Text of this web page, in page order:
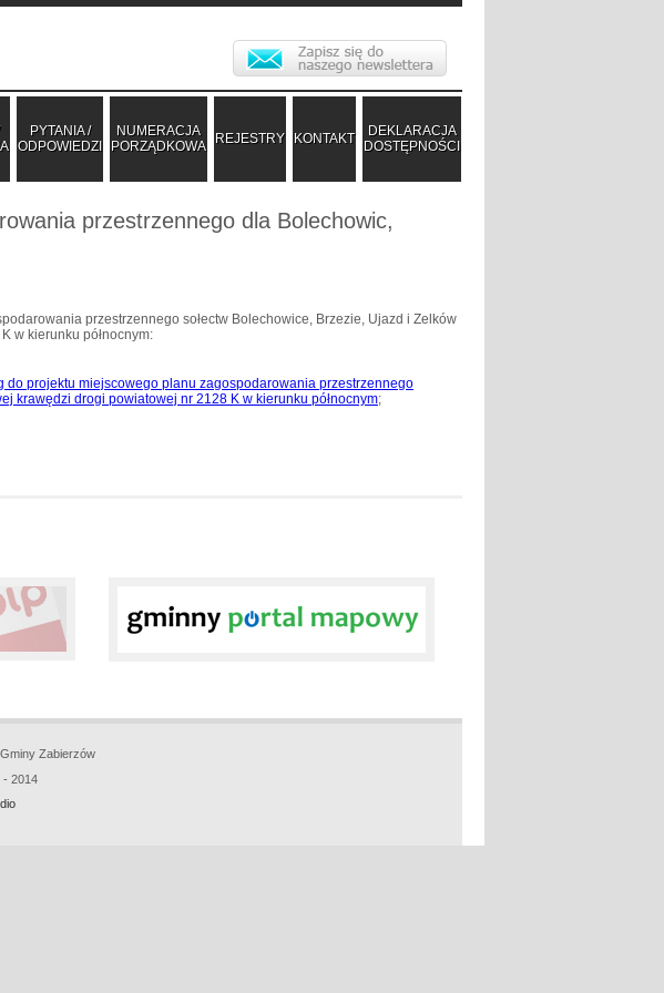
PYTANIA /
ODPOWIEDZI
NUMERACJA
PORZĄDKOWA
REJESTRY KONTAKT
DEKLARACJA
DOSTĘPNOŚCI
przestrzennego dla Bolechowic,
przestrzennego sołectw Bolechowice, Brzezie, Ujazd i Zelków
w kierunku północnym:
projektu miejscowego planu zagospodarowania przestrzennego
krawędzi drogi powiatowej nr 2128 K w kierunku północnym;
Zabierzów
2014